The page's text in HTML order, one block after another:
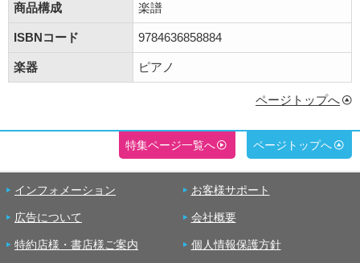
商品構成 楽譜
ISBNコード 9784636858884
楽器 ピアノ
ページトップへ
特集ページ一覧へ ページトップへ
インフォメーション お客様サポート
広告について 会社概要
特約店様・書店様ご案内 個人情報保護方針